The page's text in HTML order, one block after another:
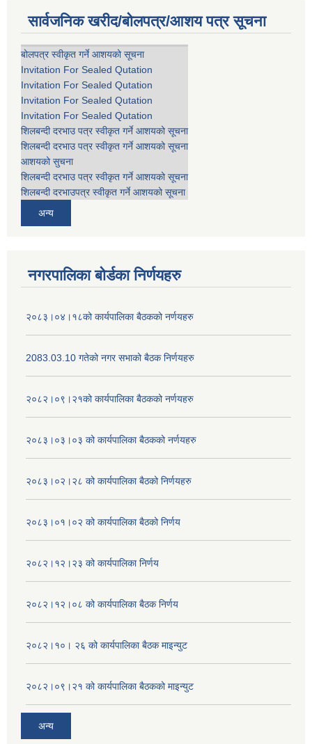
सार्वजनिक खरीद/बोलपत्र/आशय पत्र सूचना
बोलपत्र स्वीकृत गर्ने आशयको सूचना
Invitation For Sealed Qutation
Invitation For Sealed Qutation
Invitation For Sealed Qutation
Invitation For Sealed Qutation
शिलबन्दी दरभाउ पत्र स्वीकृत गर्ने आशयको सूचना
शिलबन्दी दरभाउ पत्र स्वीकृत गर्ने आशयको सूचना
आशयको सुचना
शिलबन्दी दरभाउ पत्र स्वीकृत गर्ने आशयको सूचना
शिलबन्दी दरभाउपत्र स्वीकृत गर्ने आशयको सूचना
अन्य
नगरपालिका बोर्डका निर्णयहरु
२०८३।०४।१८को कार्यपालिका बैठकको नर्णयहरु
2083.03.10 गतेको नगर सभाको बैठक निर्णयहरु
२०८२।०९।२१को कार्यपालिका बैठकको नर्णयहरु
२०८३।०३।०३ को कार्यपालिका बैठकको नर्णयहरु
२०८३।०२।२८ को कार्यपालिका बैठको निर्णयहरु
२०८३।०१।०२ को कार्यपालिका बैठको निर्णय
२०८२।१२।२३ को कार्यपालिका निर्णय
२०८२।१२।०८ को कार्यपालिका बैठक निर्णय
२०८२।१०। २६ को कार्यपालिका बैठक माइन्युट
२०८२।०९।२१ को कार्यपालिका बैठकको माइन्युट
अन्य